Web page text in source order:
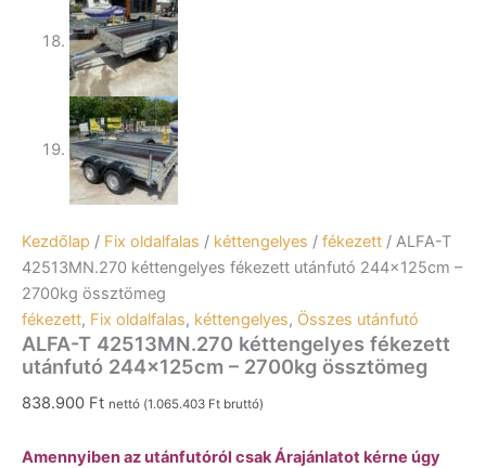
Kezdőlap / Fix oldalfalas / kéttengelyes / fékezett / ALFA-T
42513MN.270 kéttengelyes fékezett utánfutó 244x125cm –
2700kg össztömeg
fékezett, Fix oldalfalas, kéttengelyes, Összes utánfutó
ALFA-T 42513MN.270 kéttengelyes fékezett
utánfutó 244x125cm – 2700kg össztömeg
838.900 Ft nettó (1.065.403 Ft bruttó)
Amennyiben az utánfutóról csak Árajánlatot kérne úgy